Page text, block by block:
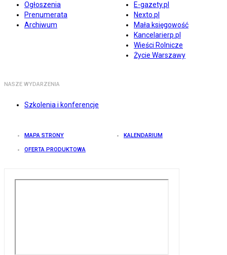
Ogłoszenia
Prenumerata
Archiwum
E-gazety.pl
Nexto.pl
Mała księgowość
Kancelarierp.pl
Wieści Rolnicze
Życie Warszawy
NASZE WYDARZENIA
Szkolenia i konferencje
MAPA STRONY KALENDARIUM
OFERTA PRODUKTOWA